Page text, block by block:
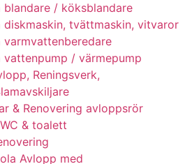
blandare / köksblandare
diskmaskin, tvättmaskin, vitvaror
vattenpump / värmepump
Reningsverk,
& Renovering avloppsrör
& toalett
Avlopp med